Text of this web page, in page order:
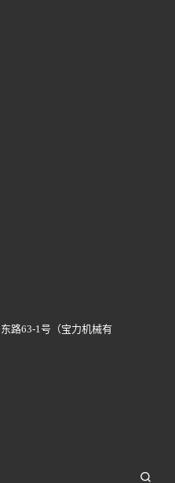
路63-1号（宝力机械有